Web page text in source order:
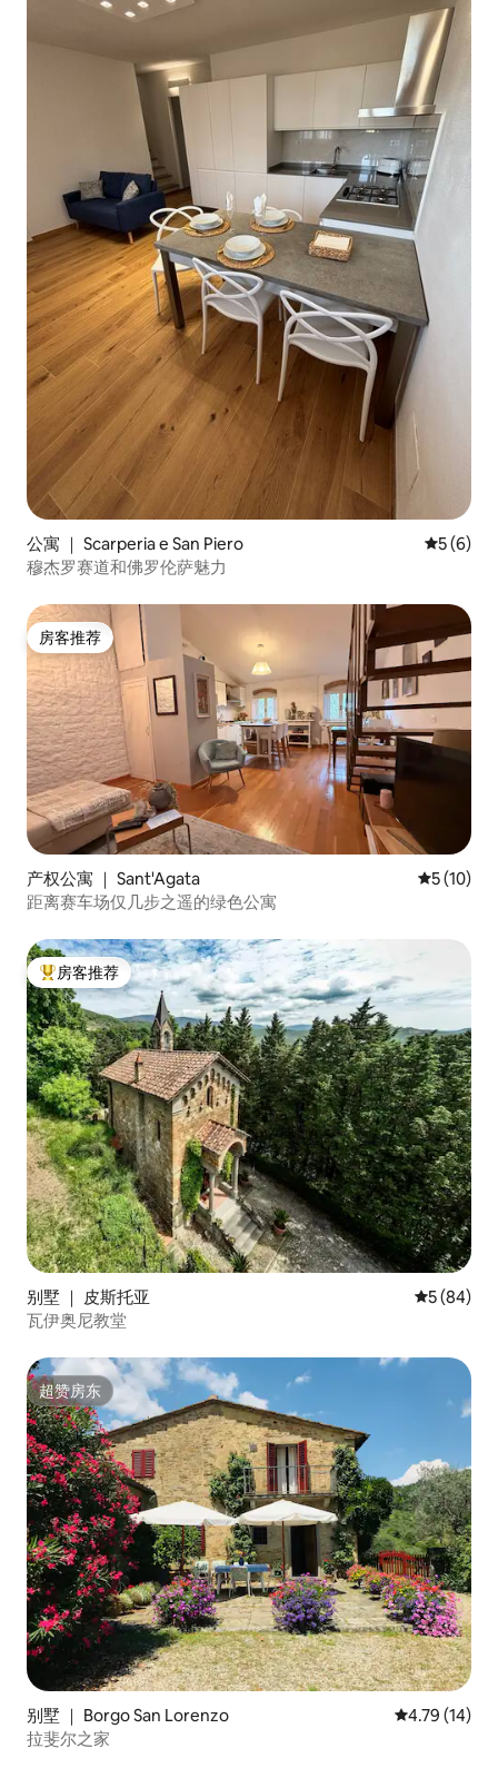
公寓 ｜ Scarperia e San Piero 平均评分
5 (6)
穆杰罗赛道和佛罗伦萨魅力
房客推荐
房客推荐
产权公寓 ｜ Sant'Agata 平均评分
5 (10)
距离赛车场仅几步之遥的绿色公寓
热门「房客推荐」
房客推荐
别墅 ｜ 皮斯托亚 平均评分
5 (84)
瓦伊奥尼教堂
超赞房东
超赞房东
别墅 ｜ Borgo San Lorenzo 平均评分
4.79 (14)
拉斐尔之家